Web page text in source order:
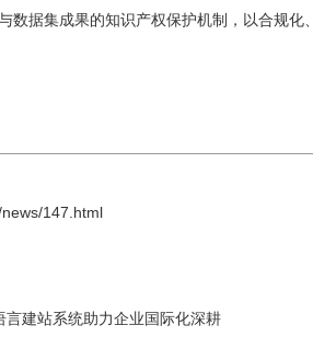
数据集成果的知识产权保护机制，以合规
147.html
建站系统助力企业国际化深耕